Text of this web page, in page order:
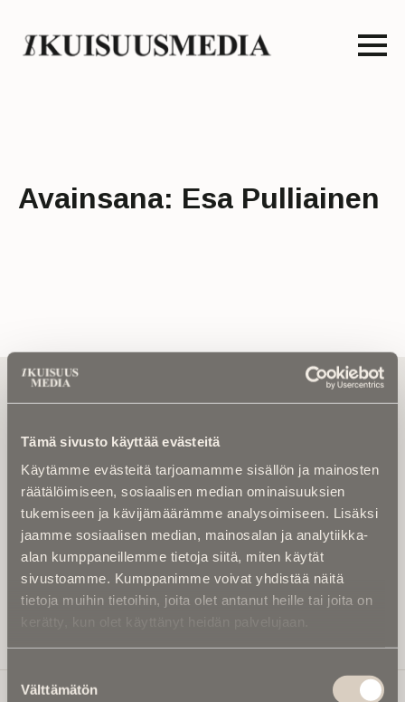
Tämä sivusto käyttää evästeitä
Käytämme evästeitä tarjoamamme sisällön ja mainosten
räätälöimiseen, sosiaalisen median ominaisuuksien
tukemiseen ja kävijämäärämme analysoimiseen. Lisäksi
jaamme sosiaalisen median, mainosalan ja analytiikka-
alan kumppaneillemme tietoja siitä, miten käytät
sivustoamme. Kumppanimme voivat yhdistää näitä
tietoja muihin tietoihin, joita olet antanut heille tai joita on
kerätty, kun olet käyttänyt heidän palvelujaan.
valinta
Välttämätön
Avainsana: Esa Pulliainen
Tilaa uutiskirje - Pääset heti parhaiden
artikkelien pariin!
Kirjoita alle sähköpostiosoitteesi niin saat kaksi kertaa
etteivät kiinnostavat artikkelit jää huomaamatta.
Uutiskirje on maksuton eikä se velvoita mihinkään.
Kirjoita tähän sähköpostiosoite, johon haluat uutiskirjeen
tulevan:
Tilaa Uutiskirje